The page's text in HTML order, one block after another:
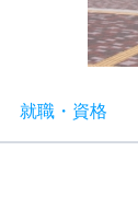
就職・ 資格